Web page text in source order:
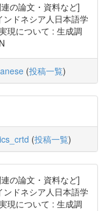
の論文・資料など]
ドネシア人日本語学
現について : 生成調
(投稿一覧)
(投稿一覧)
の論文・資料など]
ドネシア人日本語学
現について : 生成調